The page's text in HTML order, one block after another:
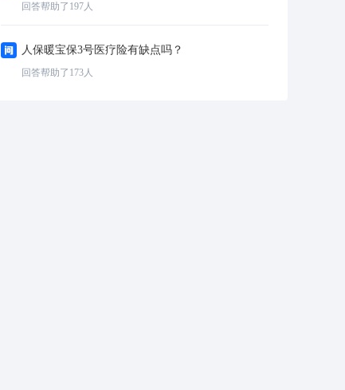
回答帮助了 197人
人保暖宝保3号医疗险有缺点吗？
回答帮助了 173人